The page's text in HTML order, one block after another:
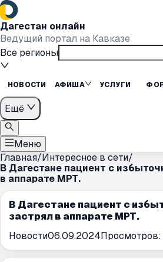
Дагестан онлайн
Ведущий портал на Кавказе
Все регионы
НОВОСТИ АФИША УСЛУГИ
Ещё
Меню
Главная/Интересное в сети/
В Дагестане пациент с
в аппарате МРТ.
В Дагестане пациент с
застрял в аппарате МРТ.
Новости06.09.2024Просмотров: